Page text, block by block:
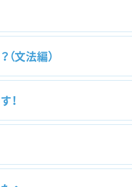
文法編）
！